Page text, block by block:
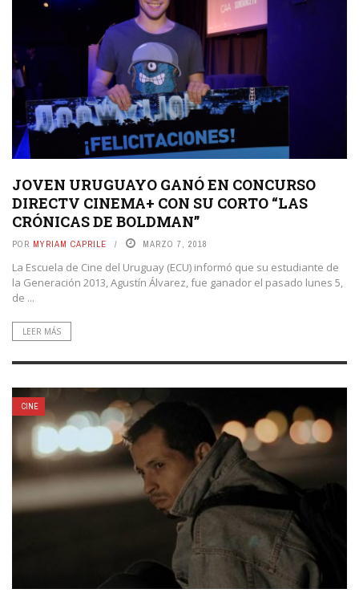
JOVEN URUGUAYO GANÓ EN CONCURSO
DIRECTV CINEMA+ CON SU CORTO “LAS
CRÓNICAS DE BOLDMAN”
POR MYRIAM CAPRILE MARZO 7, 2018
La Escuela de Cine del Uruguay (ECU) informó que su estudiante de
la Generación 2013, Agustín Álvarez, fue ganador el pasado lunes 5,
de ...
LEER MÁS
CINE